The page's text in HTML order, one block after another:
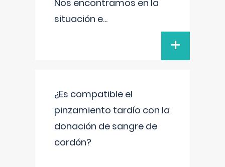
Nos encontramos en la
situación e...
+
¿Es compatible el
pinzamiento tardío con la
donación de sangre de
cordón?